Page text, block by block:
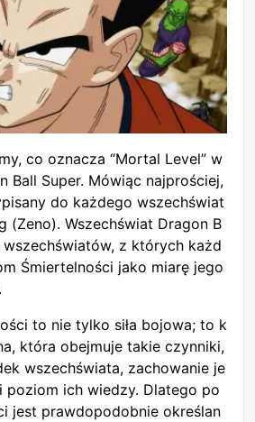
co oznacza “Mortal Level” w
Ball Super. Mówiąc najprościej,
do każdego wszechświat
(Zeno). Wszechświat Dragon B
wszechświatów, z których każd
Śmiertelności jako miarę jego
to nie tylko siła bojowa; to k
która obejmuje takie czynniki,
wszechświata, zachowanie je
poziom ich wiedzy. Dlatego po
jest prawdopodobnie określan